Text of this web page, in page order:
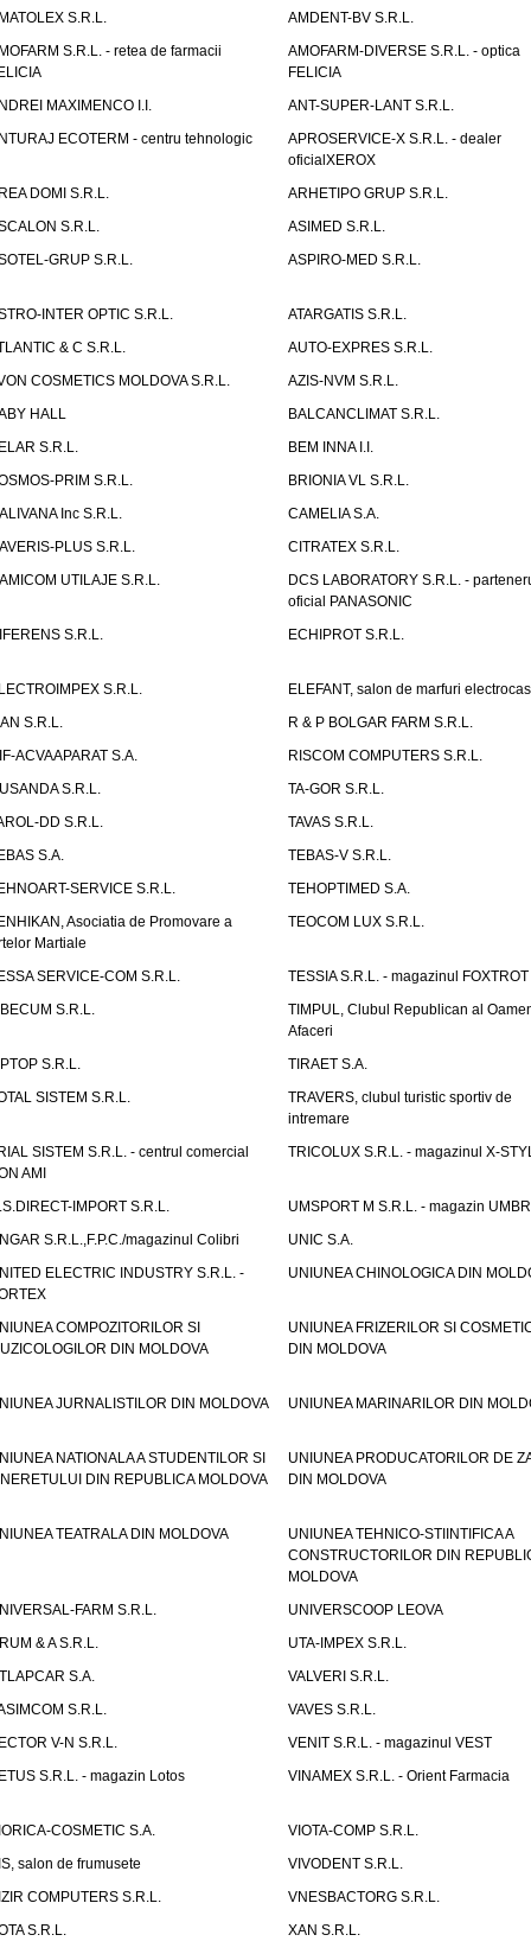
S.R.L.
AMDENT-BV S.R.L.
S.R.L. - retea de farmacii
AMOFARM-DIVERSE S.R.L. - optica
FELICIA
MAXIMENCO I.I.
ANT-SUPER-LANT S.R.L.
ECOTERM - centru tehnologic
APROSERVICE-X S.R.L. - dealer
oficialXEROX
DOMI S.R.L.
ARHETIPO GRUP S.R.L.
S.R.L.
ASIMED S.R.L.
GRUP S.R.L.
ASPIRO-MED S.R.L.
INTER OPTIC S.R.L.
ATARGATIS S.R.L.
& C S.R.L.
AUTO-EXPRES S.R.L.
COSMETICS MOLDOVA S.R.L.
AZIS-NVM S.R.L.
HALL
BALCANCLIMAT S.R.L.
S.R.L.
BEM INNA I.I.
PRIM S.R.L.
BRIONIA VL S.R.L.
Inc S.R.L.
CAMELIA S.A.
PLUS S.R.L.
CITRATEX S.R.L.
UTILAJE S.R.L.
DCS LABORATORY S.R.L. -
oficial PANASONIC
S.R.L.
ECHIPROT S.R.L.
S.R.L.
ELEFANT, salon de marfuri
S.R.L.
R & P BOLGAR FARM S.R.L.
ACVAAPARAT S.A.
RISCOM COMPUTERS S.R.L.
S.R.L.
TA-GOR S.R.L.
DD S.R.L.
TAVAS S.R.L.
S.A.
TEBAS-V S.R.L.
SERVICE S.R.L.
TEHOPTIMED S.A.
Asociatia de Promovare a
Martiale
TEOCOM LUX S.R.L.
SERVICE-COM S.R.L.
TESSIA S.R.L. - magazinul FOXTROT
S.R.L.
TIMPUL, Clubul Republican al
Afaceri
S.R.L.
TIRAET S.A.
SISTEM S.R.L.
TRAVERS, clubul turistic sportiv de
intremare
SISTEM S.R.L. - centrul comercial
AMI
TRICOLUX S.R.L. - magazinul X-
IMPORT S.R.L.
UMSPORT M S.R.L. - magazin
S.R.L.,F.P.C./magazinul Colibri
UNIC S.A.
ELECTRIC INDUSTRY S.R.L. -
UNIUNEA CHINOLOGICA DIN
COMPOZITORILOR SI
DIN MOLDOVA
UNIUNEA FRIZERILOR SI
DIN MOLDOVA
JURNALISTILOR DIN MOLDOVA UNIUNEA MARINARILOR DIN
NATIONALA A STUDENTILOR SI
DIN REPUBLICA MOLDOVA
UNIUNEA PRODUCATORILOR DE
DIN MOLDOVA
TEATRALA DIN MOLDOVA
UNIUNEA TEHNICO-STIINTIFICA A
CONSTRUCTORILOR DIN
MOLDOVA
FARM S.R.L.
UNIVERSCOOP LEOVA
& A S.R.L.
UTA-IMPEX S.R.L.
S.A.
VALVERI S.R.L.
S.R.L.
VAVES S.R.L.
V-N S.R.L.
VENIT S.R.L. - magazinul VEST
S.R.L. - magazin Lotos
VINAMEX S.R.L. - Orient Farmacia
COSMETIC S.A.
VIOTA-COMP S.R.L.
salon de frumusete
VIVODENT S.R.L.
COMPUTERS S.R.L.
VNESBACTORG S.R.L.
S.R.L.
XAN S.R.L.